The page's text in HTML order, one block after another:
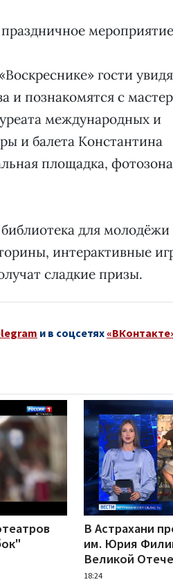
гости
и познакомятся с
международных и
и балета Константина
площадка,
для молодёжи
интерактивные
сладкие призы.
и в соцсетях
В Астрахани
им. Юрия
Великой
18:24